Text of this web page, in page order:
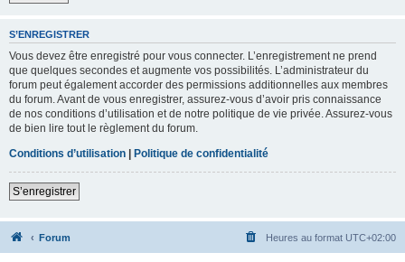
S’ENREGISTRER
Vous devez être enregistré pour vous connecter. L’enregistrement ne prend
que quelques secondes et augmente vos possibilités. L’administrateur du
forum peut également accorder des permissions additionnelles aux membres
du forum. Avant de vous enregistrer, assurez-vous d’avoir pris connaissance
de nos conditions d’utilisation et de notre politique de vie privée. Assurez-vous
de bien lire tout le règlement du forum.
Conditions d’utilisation | Politique de confidentialité
S’enregistrer
Forum Heures au format UTC+02:00